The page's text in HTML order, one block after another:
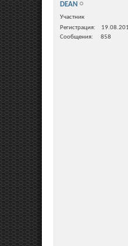
DEAN
Участник
Регистрация
Сообщения
858